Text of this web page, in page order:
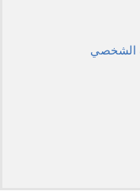
الشخصي